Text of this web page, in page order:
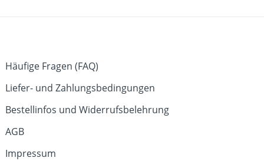
Häufige Fragen (FAQ)
Liefer- und Zahlungsbedingungen
Bestellinfos und Widerrufsbelehrung
AGB
Impressum